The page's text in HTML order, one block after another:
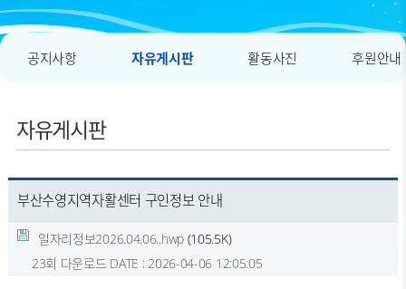
공지사항 자유게시판 활동사진 후원안내
자유게시판
부산수영지역자활센터 구인정보 안내
일자리정보2026.04.06..hwp(105.5K)
23회 다운로드 DATE : 2026-04-06 12:05:05